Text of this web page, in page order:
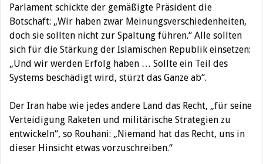
Parlament schickte der gemäßigte Präsident die
Botschaft: „Wir haben zwar Meinungsverschiedenheiten,
doch sie sollten nicht zur Spaltung führen.“ Alle sollten
sich für die Stärkung der Islamischen Republik einsetzen:
„Und wir werden Erfolg haben … Sollte ein Teil des
Systems beschädigt wird, stürzt das Ganze ab“.
Der Iran habe wie jedes andere Land das Recht, „für seine
Verteidigung Raketen und militärische Strategien zu
entwickeln“, so Rouhani: „Niemand hat das Recht, uns in
dieser Hinsicht etwas vorzuschreiben.“